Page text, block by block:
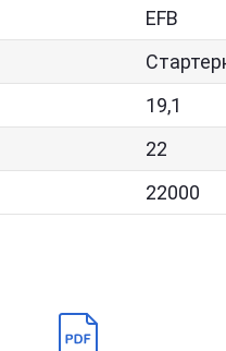
EFB
19,1
22
22000